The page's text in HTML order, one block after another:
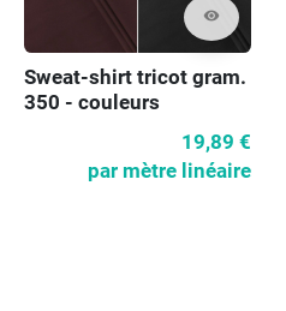
visibility
Sweat-shirt tricot gram.
350 - couleurs
19,89 €
par mètre linéaire